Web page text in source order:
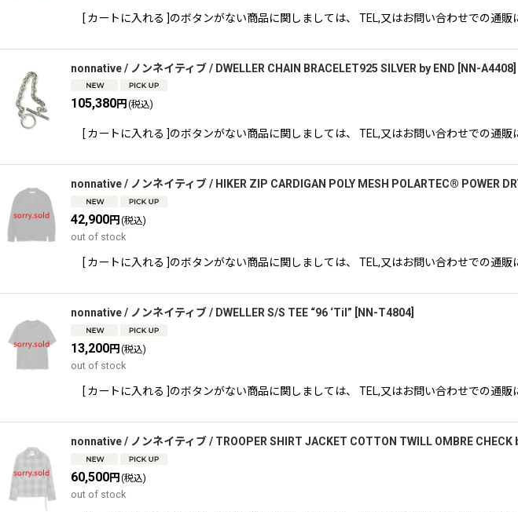
[ カートに入れる ]のボタンがない商品に関しましては、 TEL,又はお問い合わせでの通販
nonnative / ノンネイティブ / DWELLER CHAIN BRACELET925 SILVER by END [NN-A4408]
105,380円 (税込)
[ カートに入れる ]のボタンがない商品に関しましては、 TEL,又はお問い合わせでの通
nonnative / ノンネイティブ / HIKER ZIP CARDIGAN POLY MESH POLARTEC® POWER
42,900円 (税込)
out of stock
[ カートに入れる ]のボタンがない商品に関しましては、 TEL,又はお問い合わせでの通販
nonnative / ノンネイティブ / DWELLER S/S TEE “96 ‘Til” NN-T4804
13,200円 (税込)
out of stock
[ カートに入れる ]のボタンがない商品に関しましては、 TEL,又はお問い合わせでの通販
nonnative / ノンネイティブ / TROOPER SHIRT JACKET COTTON TWILL OMBRE CHECK
60,500円 (税込)
out of stock